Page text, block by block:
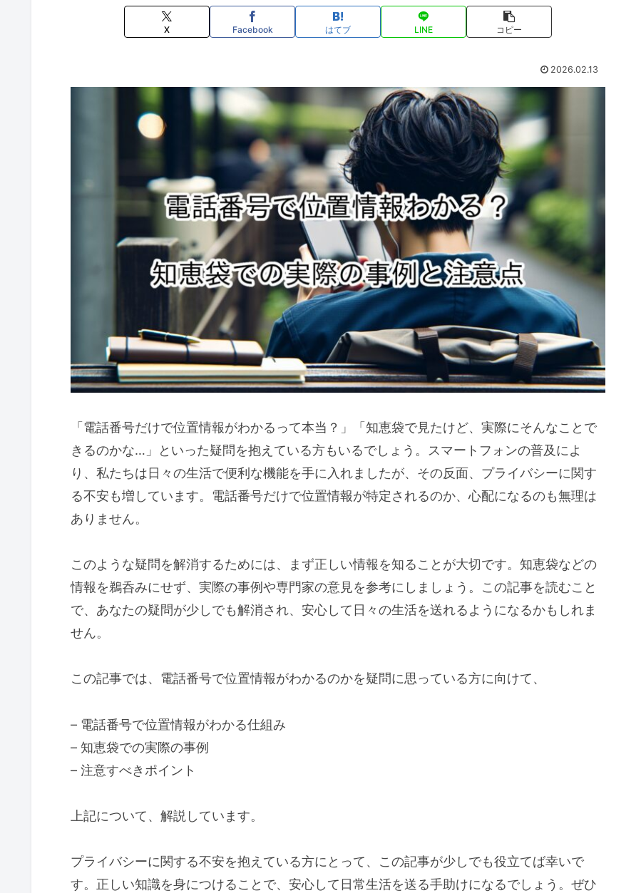
X Facebook はてブ LINE コピー
2026.02.13
「電話番号だけで位置情報がわかるって本当？」「知恵袋で見たけど、実際にそんなことで
きるのかな…」といった疑問を抱えている方もいるでしょう。スマートフォンの普及によ
り、私たちは日々の生活で便利な機能を手に入れましたが、その反面、プライバシーに関す
る不安も増しています。電話番号だけで位置情報が特定されるのか、心配になるのも無理は
ありません。
このような疑問を解消するためには、まず正しい情報を知ることが大切です。知恵袋などの
情報を鵜呑みにせず、実際の事例や専門家の意見を参考にしましょう。この記事を読むこと
で、あなたの疑問が少しでも解消され、安心して日々の生活を送れるようになるかもしれま
せん。
この記事では、電話番号で位置情報がわかるのかを疑問に思っている方に向けて、
– 電話番号で位置情報がわかる仕組み
– 知恵袋での実際の事例
– 注意すべきポイント
上記について、解説しています。
プライバシーに関する不安を抱えている方にとって、この記事が少しでも役立てば幸いで
す。正しい知識を身につけることで、安心して日常生活を送る手助けになるでしょう。ぜひ